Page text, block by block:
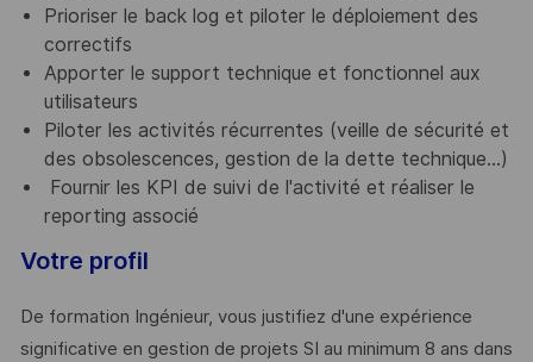
Prioriser le back log et piloter le déploiement des
correctifs
Apporter le support technique et fonctionnel aux
utilisateurs
Piloter les activités récurrentes (veille de sécurité et
des obsolescences, gestion de la dette technique...)
Fournir les KPI de suivi de l'activité et réaliser le
reporting associé
Votre profil
De formation Ingénieur, vous justifiez d'une expérience
significative en gestion de projets SI au minimum 8 ans dans